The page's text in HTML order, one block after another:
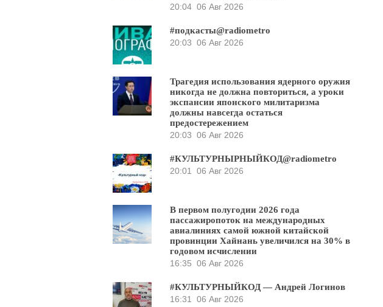
20:04 06 Авг 2026
#подкасты@radiometro
20:03 06 Авг 2026
Трагедия использования ядерного оружия
никогда не должна повториться, а уроки
экспансии японского милитаризма
должны навсегда остаться
предостережением
20:03 06 Авг 2026
#КУЛЬТУРНЫРНЫЙКОД@radiometro
20:01
06 Авг 2026
В первом полугодии 2026 года
пассажиропоток на международных
авиалиниях самой южной китайской
провинции Хайнань увеличился на 30% в
годовом исчислении
16:35 06 Авг 2026
#КУЛЬТУРНЫЙКОД — Андрей Логинов
16:31
06 Авг 2026